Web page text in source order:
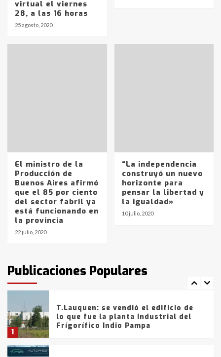
virtual el viernes
28, a las 16 horas
25 agosto, 2020
El ministro de la
Producción de
Buenos Aires afirmó
que el 85 por ciento
del sector fabril ya
está funcionando en
la provincia
22 julio, 2020
“La independencia
construyó un nuevo
horizonte para
pensar la libertad y
la igualdad»
10 julio, 2020
Publicaciones Populares
5
La Pampa, desde YPF hasta Axion
entre 857 a 1338 pesos
6
La Bolsa de Cereales de Bahía
Blanca anticipa que Agosto vendrá
con lluvias y heladas, en gran parte
de la provincia
fueron detenidos por
comercialización de drogas en la
tarde del sábado
1
T.Lauquen: se vendió el edificio de
lo que fue la planta Industrial del
Frígorífico Indio Pampa